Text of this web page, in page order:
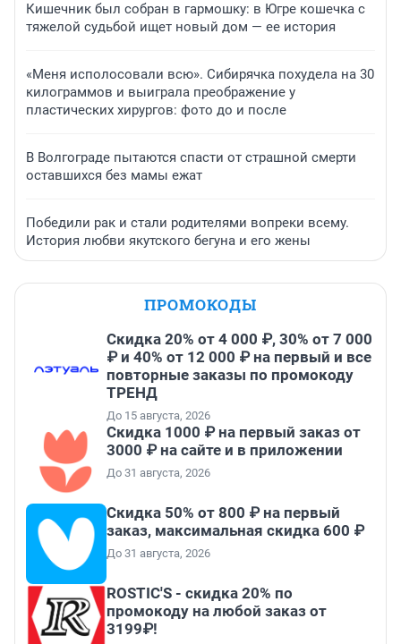
Кишечник был собран в гармошку: в Югре кошечка с
тяжелой судьбой ищет новый дом — ее история
«Меня исполосовали всю». Сибирячка похудела на 30
килограммов и выиграла преображение у
пластических хирургов: фото до и после
В Волгограде пытаются спасти от страшной смерти
оставшихся без мамы ежат
Победили рак и стали родителями вопреки всему.
История любви якутского бегуна и его жены
ПРОМОКОДЫ
Скидка 20% от 4 000 ₽, 30% от 7 000
₽ и 40% от 12 000 ₽ на первый и все
повторные заказы по промокоду
ТРЕНД
До 15 августа, 2026
Скидка 1000 ₽ на первый заказ от
3000 ₽ на сайте и в приложении
До 31 августа, 2026
Скидка 50% от 800 ₽ на первый
заказ, максимальная скидка 600 ₽
До 31 августа, 2026
ROSTIC'S - скидка 20% по
промокоду на любой заказ от
3199₽!